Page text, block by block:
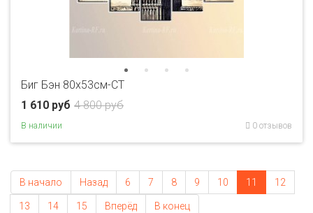
Биг Бэн 80x53см-CT
4 800 руб
1 610 руб
В наличии 0 отзывов
В начало Назад 6 7 8 9 10 11 12
13 14 15 Вперёд В конец